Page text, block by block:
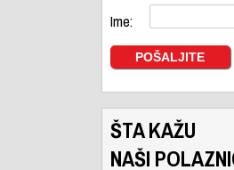
Ime:
ŠTA KAŽU
NAŠI